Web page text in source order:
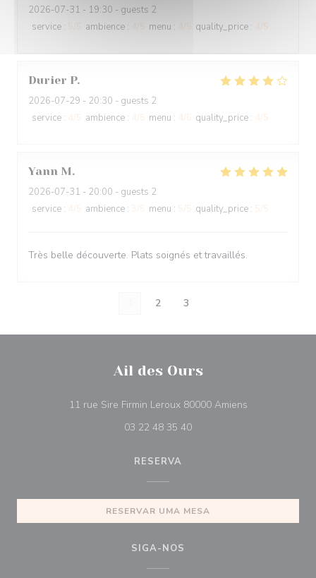
2026-07-31 - 19:30 - guests 2
service : ambience : menu : quality_price :
Durier P
2026-07-29 - 20:30 - guests 2
service : ambience : menu : quality_price :
Yann M
2026-07-31 - 20:00 - guests 2
service : ambience : menu : quality_price :
Très belle découverte. Plats soignés et travaillés.
2 3
Ail des Ours
11 rue Sire Firmin Leroux 80000 Amiens((abre numa
03 22 48 35 40
RESERVA
RESERVAR UMA MESA
SIGA-NOS